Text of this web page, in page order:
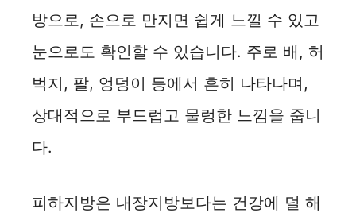
방으로, 손으로 만지면 쉽게 느낄 수 있고
눈으로도 확인할 수 있습니다. 주로 배, 허
벅지, 팔, 엉덩이 등에서 흔히 나타나며,
상대적으로 부드럽고 물렁한 느낌을 줍니
다.
피하지방은 내장지방보다는 건강에 덜 해